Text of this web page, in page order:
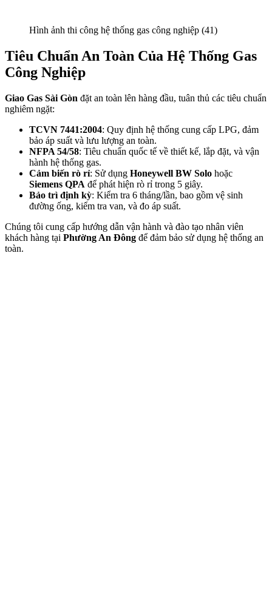
Hình ảnh thi công hệ thống gas công nghiệp (41)
Tiêu Chuẩn An Toàn Của Hệ Thống Gas
Công Nghiệp
Giao Gas Sài Gòn đặt an toàn lên hàng đầu, tuân thủ các tiêu chuẩn
nghiêm ngặt:
TCVN 7441:2004: Quy định hệ thống cung cấp LPG, đảm
bảo áp suất và lưu lượng an toàn.
NFPA 54/58: Tiêu chuẩn quốc tế về thiết kế, lắp đặt, và vận
hành hệ thống gas.
Cảm biến rò rỉ: Sử dụng Honeywell BW Solo hoặc
Siemens QPA để phát hiện rò rỉ trong 5 giây.
Bảo trì định kỳ: Kiểm tra 6 tháng/lần, bao gồm vệ sinh
đường ống, kiểm tra van, và đo áp suất.
Chúng tôi cung cấp hướng dẫn vận hành và đào tạo nhân viên
khách hàng tại Phường An Đông để đảm bảo sử dụng hệ thống an
toàn.